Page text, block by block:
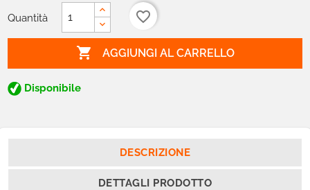
Quantità
 AGGIUNGI AL CARRELLO
favorite_border
Disponibile
DESCRIZIONE
DETTAGLI PRODOTTO